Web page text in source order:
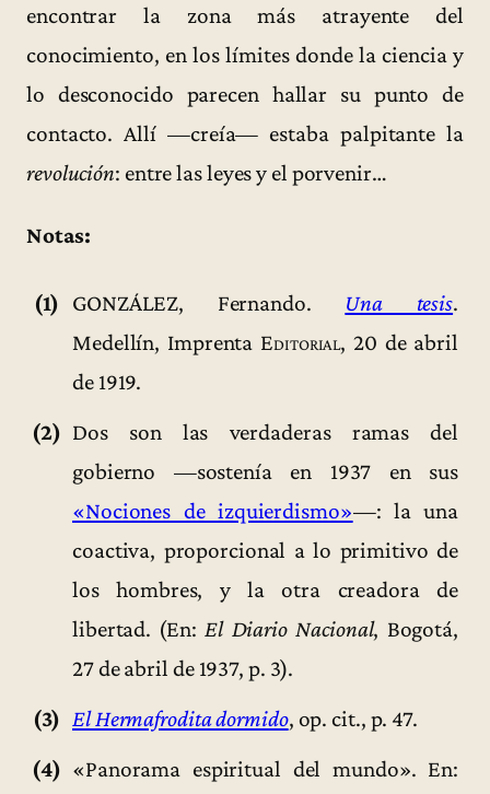
encontrar la zona más atrayente del
conocimiento, en los límites donde la ciencia y
lo desconocido parecen hallar su punto de
contacto. Allí —creía— estaba palpitante la
revolución: entre las leyes y el porvenir…
Notas:
(1) GONZÁLEZ, Fernando. Una tesis.
Medellín, Imprenta Editorial, 20 de abril
de 1919.
(2) Dos son las verdaderas ramas del
gobierno —sostenía en 1937 en sus
«Nociones de izquierdismo»—: la una
coactiva, proporcional a lo primitivo de
los hombres, y la otra creadora de
libertad. (En:El Diario Nacional, Bogotá,
27 de abril de 1937, p. 3).
(3) El Hermafrodita dormido, op. cit., p. 47.
(4) «Panorama espiritual del mundo». En: